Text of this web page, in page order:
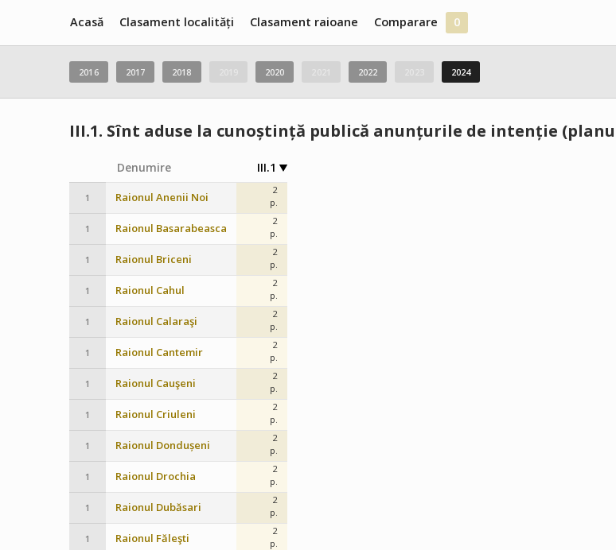
Acasă Clasament localități Clasament raioane Comparare 0
2016 2017 2018 2020 2022 2024
III.1. Sînt aduse la cunoștință publică anunțurile de intenție
Denumire III.1
1 Raionul Anenii Noi
2
p.
1 Raionul Basarabeasca
2
p.
1 Raionul Briceni
2
p.
1 Raionul Cahul
2
p.
1 Raionul Calaraşi
2
p.
1 Raionul Cantemir
2
p.
1 Raionul Cauşeni
2
p.
1 Raionul Criuleni
2
p.
1 Raionul Dondușeni
2
p.
1 Raionul Drochia
2
p.
1 Raionul Dubăsari
2
p.
1 Raionul Făleşti
2
p.